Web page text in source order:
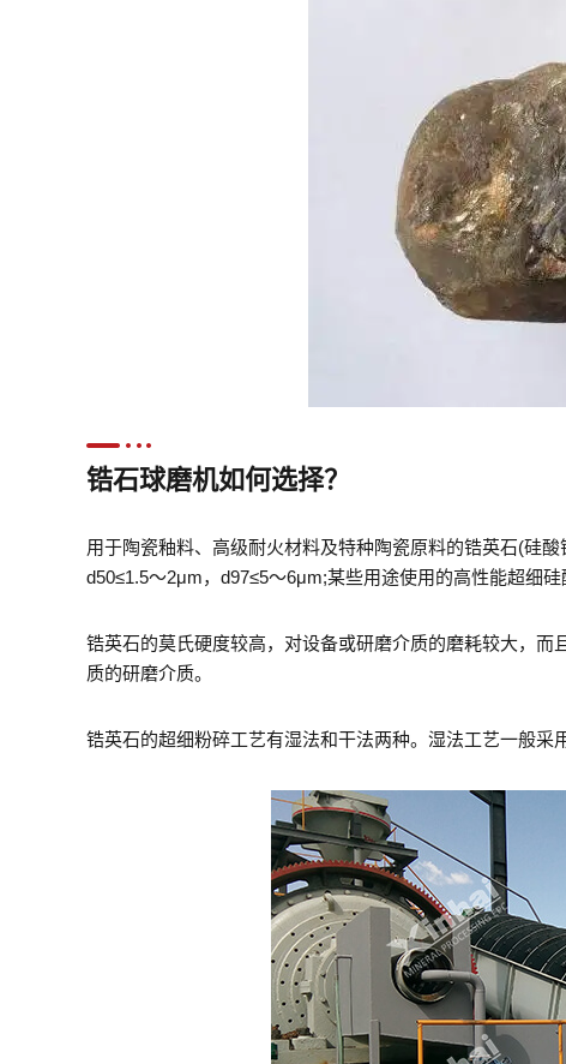
锆石球磨机如何选择？
用于陶瓷釉料、高级耐火材料及特种陶瓷原料的锆英石(硅
d50≤1.5～2μm，d97≤5～6μm;某些用途使用的高性能超细
锆英石的莫氏硬度较高，对设备或研磨介质的磨耗较大，
质的研磨介质。
锆英石的超细粉碎工艺有湿法和干法两种。湿法工艺一般采